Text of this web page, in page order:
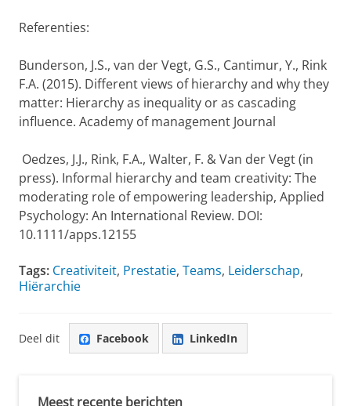
Referenties:
Bunderson, J.S., van der Vegt, G.S., Cantimur, Y., Rink
F.A. (2015). Different views of hierarchy and why they
matter: Hierarchy as inequality or as cascading
influence. Academy of management Journal
Oedzes, J.J., Rink, F.A., Walter, F. & Van der Vegt (in
press). Informal hierarchy and team creativity: The
moderating role of empowering leadership, Applied
Psychology: An International Review. DOI:
10.1111/apps.12155
Tags: Creativiteit, Prestatie, Teams, Leiderschap,
Hiërarchie
Deel dit Facebook LinkedIn
Meest recente berichten